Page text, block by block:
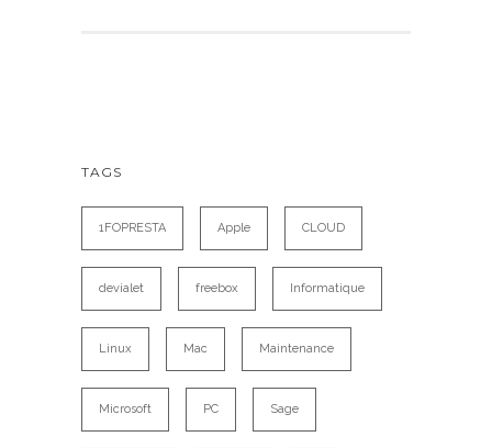
TAGS
1FOPRESTA Apple CLOUD
devialet freebox Informatique
Linux Mac Maintenance
Microsoft PC Sage